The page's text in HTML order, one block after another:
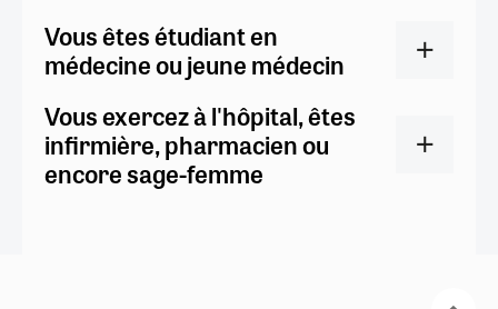
Vous êtes étudiant en
médecine ou jeune médecin
Vous exercez à l'hôpital, êtes
infirmière, pharmacien ou
encore sage-femme